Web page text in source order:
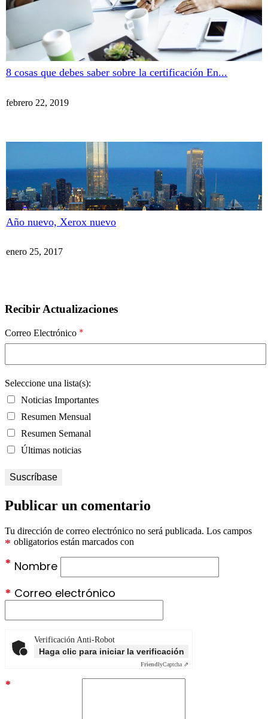
8 cosas que debes saber sobre la certificación En...
febrero 22, 2019
Año nuevo, Xerox nuevo
enero 25, 2017
Recibir Actualizaciones
Correo Electrónico *
Seleccione una lista(s):
Noticias Importantes
Resumen Mensual
Resumen Semanal
Últimas noticias
Publicar un comentario
Tu dirección de correo electrónico no será publicada. Los campos
obligatorios están marcados con
*
Nombre
*
Correo electrónico
*
Verificación Anti-Robot
Haga clic para iniciar la verificación
FriendlyCaptcha ⇗
*